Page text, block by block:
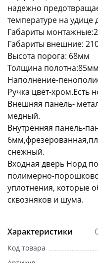
надежно
температуре на удице
Габариты
Габариты внешние:
Высота порога: 68мм
Толщина
Наполнение-
Ручка цвет-хром.Есть
Внешняя панель-
медный.
Внутренняя панель-
снежный.
Входная дверь Норд
полимерно-
уплотнения, которые
сквозняков и шума.
Характеристики
Код товара